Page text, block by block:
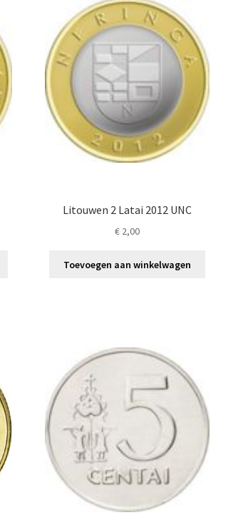
Litouwen 2 Latai 2012 UNC
€ 2,00
Toevoegen aan winkelwagen